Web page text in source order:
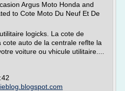
Argus Moto Honda and
to Cote Moto Du Neuf Et De
logicks. La cote de
cote auto de la centrale reflte la
voiture ou vhicule utilitaire....